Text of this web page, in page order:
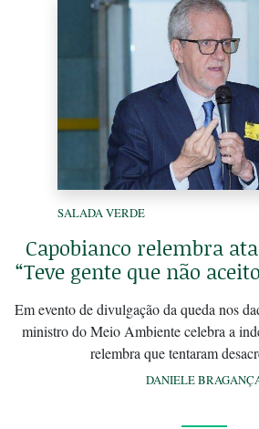
SALADA VERDE
Capobianco relembra
“Teve gente que não
Em evento de divulgação da queda nos
ministro do Meio Ambiente celebra a
relembra que tentaram
DANIELE